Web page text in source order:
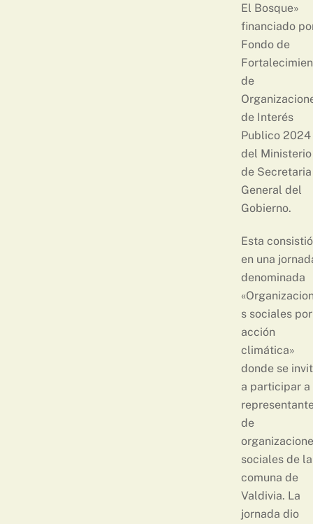
El Bosque»
financiado
Fondo de
de
de Interés
Publico 2024
del Ministerio
de Secretaria
General del
Gobierno.
Esta consistió
en una
denominada
s sociales
acción
climática»
donde se
a participar a
de
sociales de la
comuna de
Valdivia. La
jornada dio